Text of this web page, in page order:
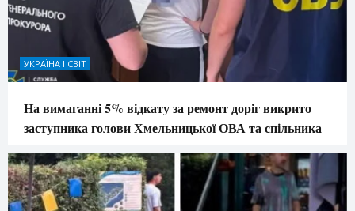
УКРАЇНА І СВІТ
На вимаганні 5% відкату за ремонт доріг викрито
заступника голови Хмельницької ОВА та спільника